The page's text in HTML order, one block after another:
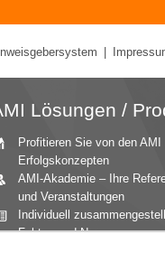
|
Lösungen /
Profitieren Sie von den AMI
Erfolgskonzepten
AMI-Akademie – Ihre
und Veranstaltungen
Individuell
Fakten und News